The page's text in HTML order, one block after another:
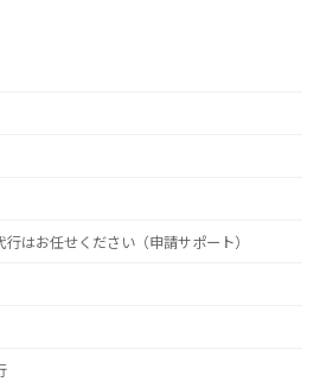
はお任せください（申請サポート）